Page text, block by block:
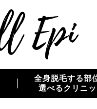
全身脱毛する部
選べるクリニッ